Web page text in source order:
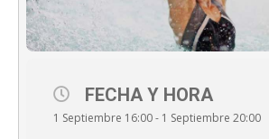
FECHA Y HORA
1 Septiembre 16:00 - 1 Septiembre 20:00